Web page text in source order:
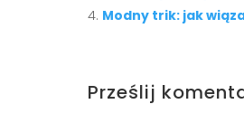
Modny trik: jak
Prześlij